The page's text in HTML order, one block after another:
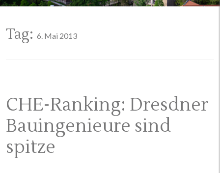
Tag: 6. Mai 2013
CHE-Ranking: Dresdner
Bauingenieure sind
spitze